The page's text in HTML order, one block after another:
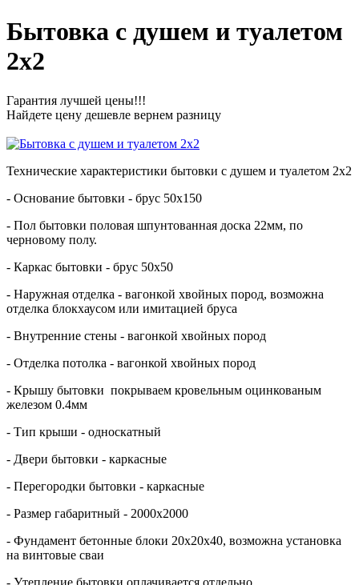
Бытовка с душем и туалетом
2х2
Гарантия лучшей цены!!!
Найдете цену дешевле вернем разницу
Технические характеристики бытовки с душем и туалетом 2х2
- Основание бытовки - брус 50х150
- Пол бытовки половая шпунтованная доска 22мм, по
черновому полу.
- Каркас бытовки - брус 50х50
- Наружная отделка - вагонкой хвойных пород, возможна
отделка блокхаусом или имитацией бруса
- Внутренние стены - вагонкой хвойных пород
- Отделка потолка - вагонкой хвойных пород
- Крышу бытовки покрываем кровельным оцинкованым
железом 0.4мм
- Тип крыши - односкатный
- Двери бытовки - каркасные
- Перегородки бытовки - каркасные
- Размер габаритный - 2000х2000
- Фундамент бетонные блоки 20х20х40, возможна установка
на винтовые сваи
- Утепление бытовки оплачивается отдельно